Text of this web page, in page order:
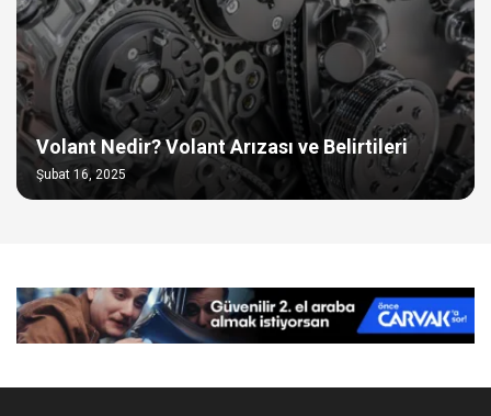
Volant Nedir? Volant Arızası ve Belirtileri
Şubat 16, 2025